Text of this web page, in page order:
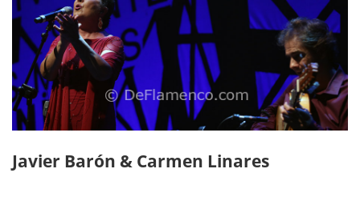
Javier Barón & Carmen Linares